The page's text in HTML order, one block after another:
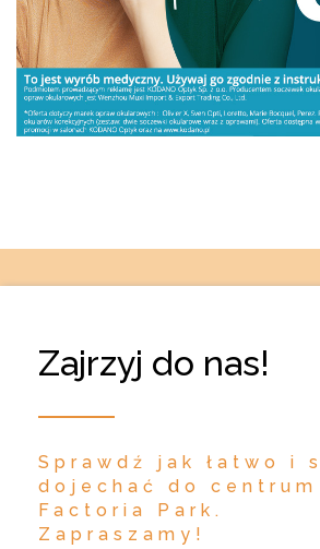
Zajrzyj do nas!
Sprawdź jak łatwo i
dojechać do centrum
Factoria Park.
Zapraszamy!